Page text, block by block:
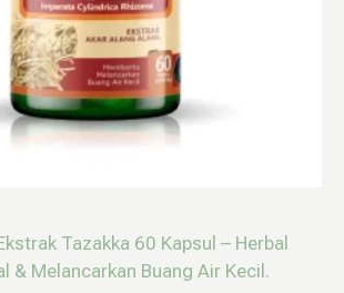
Tazakka 60 Kapsul – Herbal
& Melancarkan Buang Air Kecil.